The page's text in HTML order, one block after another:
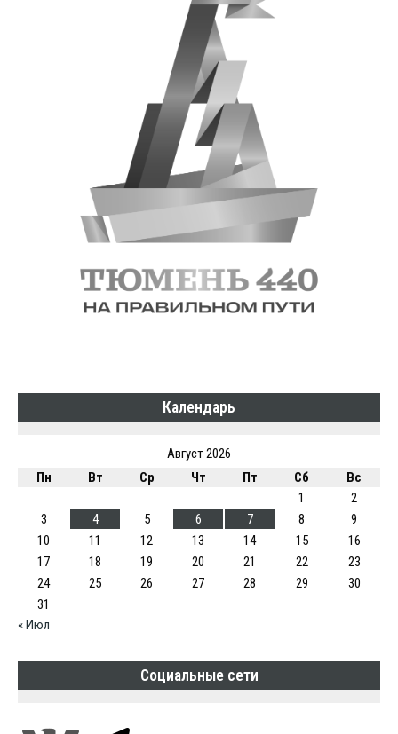
Календарь
Август 2026
Пн
Вт Ср Чт Пт Сб
Вс
1
2
3
4 5 6 7 8
9
10
11 12 13 14 15
16
17
18 19 20 21 22
23
24
25 26 27 28 29
30
31
« Июл
Социальные сети